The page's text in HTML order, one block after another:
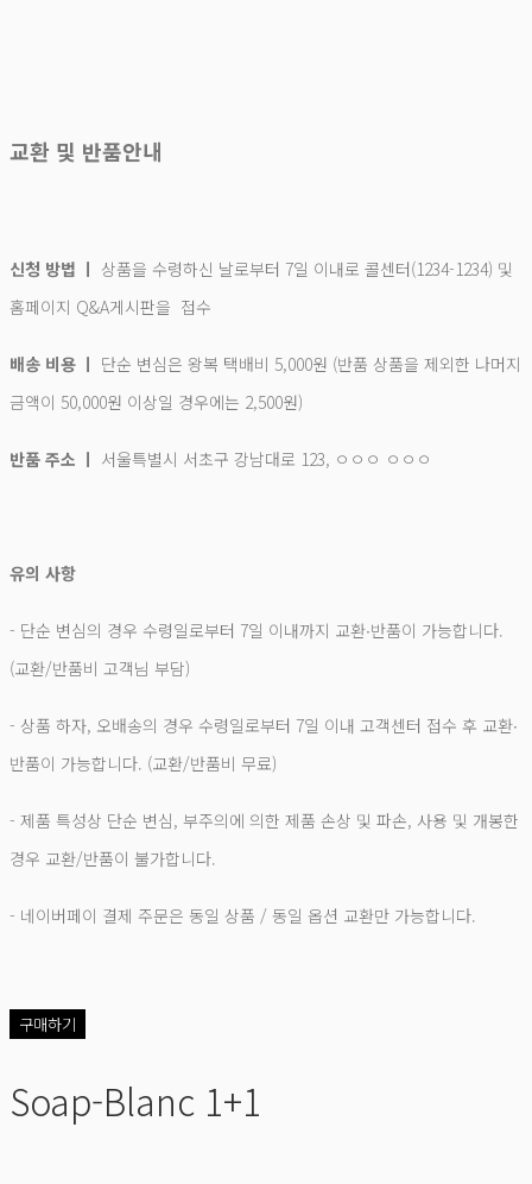
교환 및 반품안내
신청 방법 ㅣ 상품을 수령하신 날로부터 7일 이내로 콜센터(1234-1234) 및
홈페이지 Q&A게시판을 접수
배송 비용 ㅣ 단순 변심은 왕복 택배비 5,000원 (반품 상품을 제외한 나머지
금액이 50,000원 이상일 경우에는 2,500원)
반품 주소 ㅣ 서울특별시 서초구 강남대로 123, ㅇㅇㅇ ㅇㅇㅇ
유의 사항
- 단순 변심의 경우 수령일로부터 7일 이내까지 교환∙반품이 가능합니다.
(교환/반품비 고객님 부담)
- 상품 하자, 오배송의 경우 수령일로부터 7일 이내 고객센터 접수 후 교환∙
반품이 가능합니다. (교환/반품비 무료)
- 제품 특성상 단순 변심, 부주의에 의한 제품 손상 및 파손, 사용 및 개봉한
경우 교환/반품이 불가합니다.
- 네이버페이 결제 주문은 동일 상품 / 동일 옵션 교환만 가능합니다.
구매하기
Soap-Blanc 1+1